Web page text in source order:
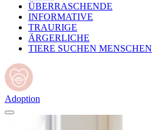
ÜBERRASCHENDE
INFORMATIVE
TRAURIGE
ÄRGERLICHE
TIERE SUCHEN MENSCHEN
Adoption